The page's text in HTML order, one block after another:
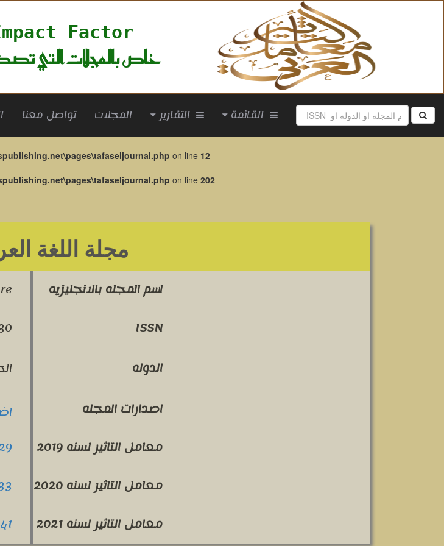
Factor
خاص بالمجلات التي تصدر
(current)
تواصل معنا المجلات
on line 12
on line 202
مجلة اللغة
اسم المجله بالانجليزيه
ISSN
الدوله
اصدارات المجله
معامل التاثير لسنه 2019
معامل التاثير لسنه 2020
معامل التاثير لسنه 2021